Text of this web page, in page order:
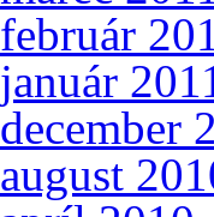
február
január
december
august